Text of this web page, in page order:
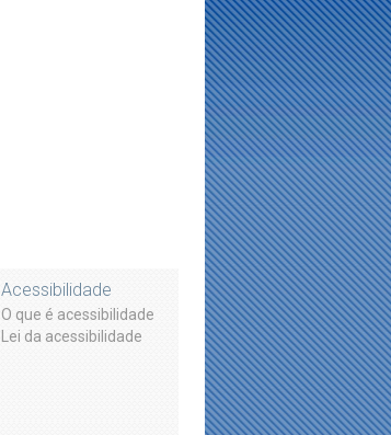
Acessibilidade
O que é acessibilidade
Lei da acessibilidade